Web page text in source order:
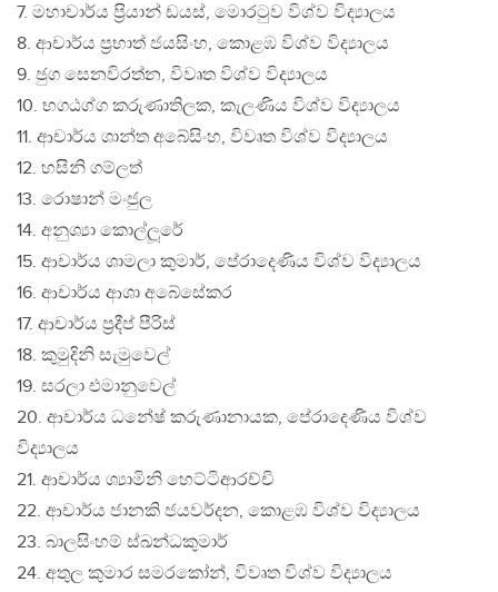
7. මහාචාර්ය ප‍්‍රියාන් ඩයස්, මොරටුව විශ්ව විද්‍යාලය
8. ආචාර්ය ප‍්‍රභාත් ජයසිංහ, කොළඹ විශ්ව විද්‍යාලය
9. ඡුග සෙනවිරත්න, විවෘත විශ්ව විද්‍යාලය
10. භගඨග්ග කරුණාතිලක, කැලණිය විශ්ව විද්‍යාලය
11. ආචාර්ය ශාන්ත අබේසිංහ, විවෘත විශ්ව විද්‍යාලය
12. හසිනි ගම්ලත්
13. රොෂාන් මංජුල
14. අනුශ්‍යා කොල්ලූරේ
15. ආචාර්ය ශාමලා කුමාර්, පේරාදෙණිය විශ්ව විද්‍යාලය
16. ආචාර්ය ආශා අබේසේකර
17. ආචාර්ය ප‍්‍රදීප් පීරිස්
18. කුමුදිනි සැමුවෙල්
19. සරලා එමානුවෙල්
20. ආචාර්ය ධනේෂ් කරුණානායක, පේරාදෙණිය විශ්ව
විද්‍යාලය
21. ආචාර්ය ශ්‍යාමිනි හෙට්ටිආරච්චි
22. ආචාර්ය ජානකි ජයවර්දන, කොළඹ විශ්ව විද්‍යාලය
23. බාලසිංහම් ස්ඛන්ධකුමාර්
24. අතුල කුමාර සමරකෝන්, විවෘත විශ්ව විද්‍යාලය